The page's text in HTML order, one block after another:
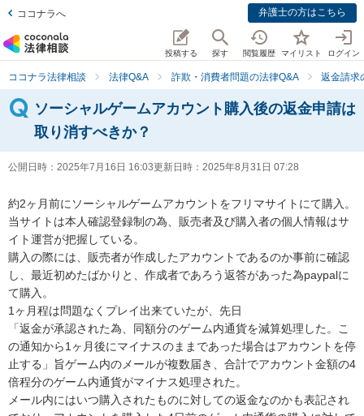
ココナラへ 弁護士の方はこちら
投稿する 探す 閲覧履歴 マイリスト ログイン
ココナラ法律相談 法律Q&A 詐欺・消費者問題の法律Q&A 返金請求
ソーシャルゲームアカウント購入後の返金申請は
取り消すべきか？
公開日時： 2025年7月16日 16:03更新日時： 2025年8月31日 07:28
約2ヶ月前にソーシャルゲームアカウントをフリマサイトにて購入。
当サイトは本人確認登録制の為、販売者及び購入者の個人情報はサ
イト運営が把握している。
購入の際には、販売者が作成したアカウントであるのか事前に確認
し、最近初めたばかりと、作成者であろう返答があった為paypalに
て購入。
1ヶ月程は問題なくプレイ出来ていたが、先日
「返金が承認された為、同額分のゲーム内通貨を減算処理した。こ
の通知から1ヶ月後にマイナスのままであった場合はアカウントを停
止する」旨ゲーム内のメールが複数届き、合計でアカウント金額の4
倍程分のゲーム内通貨がマイナス処理された。
メール内にはいつ購入されたものに対しての返金なのかも表記され